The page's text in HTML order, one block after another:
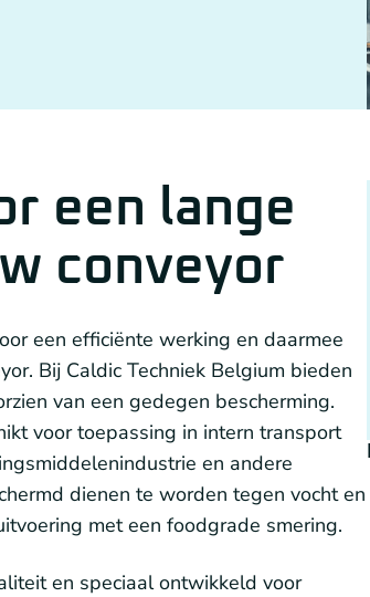
een lange
conveyor
een efficiënte werking en daarmee
Bij Caldic Techniek Belgium bieden
van een gedegen bescherming.
voor toepassing in intern transport
en andere
dienen te worden tegen vocht en
met een foodgrade smering.
en speciaal ontwikkeld voor